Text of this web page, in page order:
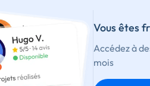
Vous êtes
Accédez à
mois